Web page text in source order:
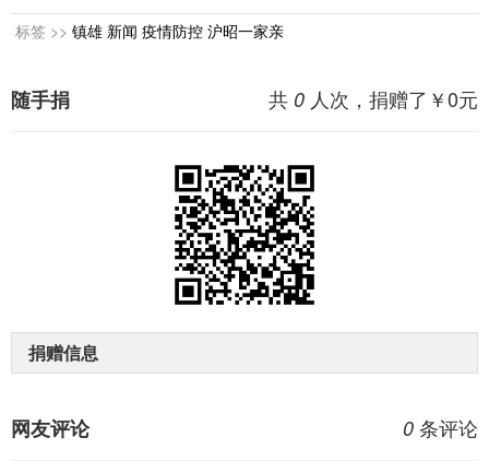
标签 >> 镇雄 新闻 疫情防控 沪昭一家亲
共 0 人次，捐赠了￥0元
随手捐
捐赠信息
0 条评论
网友评论